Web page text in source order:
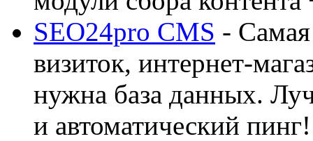
SEO24pro CMS -
визиток, интернет-
нужна база данных.
и автоматический пинг!